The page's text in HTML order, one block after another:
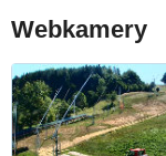
Webkamery